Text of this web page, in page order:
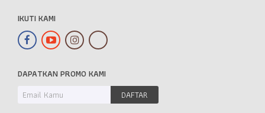
IKUTI KAMI
DAPATKAN PROMO KAMI